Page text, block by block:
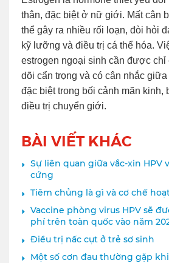
thân, đặc biệt ở nữ giới. Mất cân
thể gây ra nhiều rối loạn, đòi hỏi
kỹ lưỡng và điều trị cá thể hóa.
estrogen ngoại sinh cần được chỉ
dõi cẩn trọng và có cân nhắc
đặc biệt trong bối cảnh mãn kinh,
điều trị chuyển giới.
BÀI VIẾT KHÁC
Sự liên quan giữa vắc-xin HPV
cứng
Tiêm chủng là gì và cơ chế
Vaccine phòng virus HPV sẽ
phí trên toàn quốc vào năm
Điều trị nấc cụt ở trẻ sơ sinh
Một số cơn đau thường gặp